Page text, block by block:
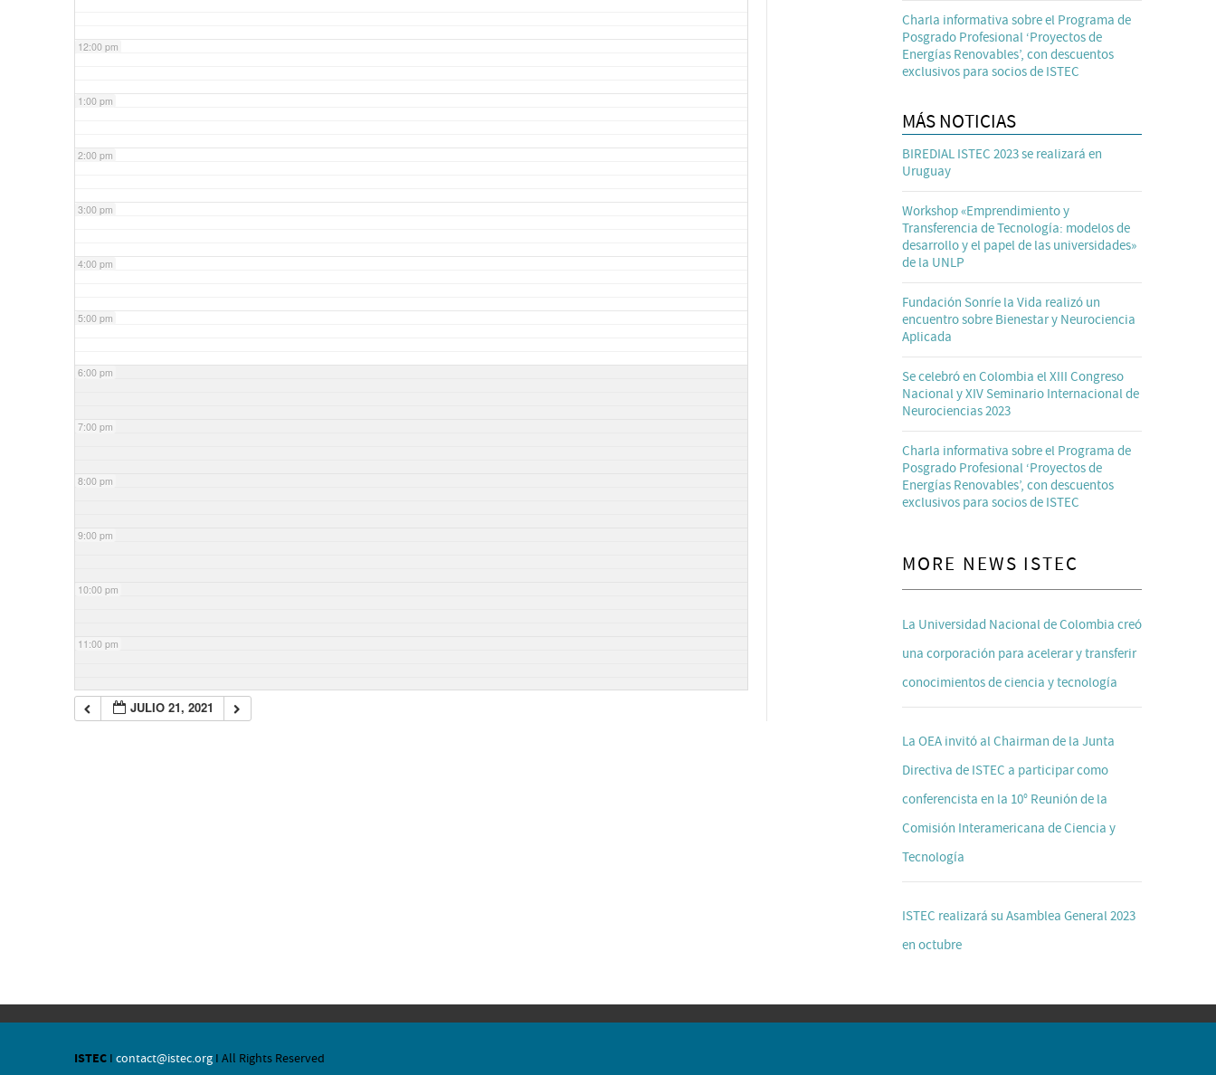
12:00 pm
1:00 pm
2:00 pm
3:00 pm
4:00 pm
5:00 pm
6:00 pm
7:00 pm
8:00 pm
9:00 pm
10:00 pm
11:00 pm
JULIO 21, 2021
Charla informativa sobre el Programa de
Posgrado Profesional ‘Proyectos de
Energías Renovables’, con descuentos
exclusivos para socios de ISTEC
MÁS NOTICIAS
BIREDIAL ISTEC 2023 se realizará en
Uruguay
Workshop «Emprendimiento y
Transferencia de Tecnología: modelos de
desarrollo y el papel de las universidades»
de la UNLP
Fundación Sonríe la Vida realizó un
encuentro sobre Bienestar y Neurociencia
Aplicada
Se celebró en Colombia el XIII Congreso
Nacional y XIV Seminario Internacional de
Neurociencias 2023
Charla informativa sobre el Programa de
Posgrado Profesional ‘Proyectos de
Energías Renovables’, con descuentos
exclusivos para socios de ISTEC
MORE NEWS ISTEC
La Universidad Nacional de Colombia creó
una corporación para acelerar y transferir
conocimientos de ciencia y tecnología
La OEA invitó al Chairman de la Junta
Directiva de ISTEC a participar como
conferencista en la 10° Reunión de la
Comisión Interamericana de Ciencia y
Tecnología
ISTEC realizará su Asamblea General 2023
en octubre
ISTEC I contact@istec.org I All Rights Reserved